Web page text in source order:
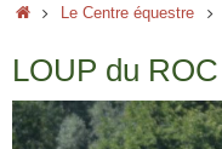
AccueilLe Centre équestre
LOUP du ROC